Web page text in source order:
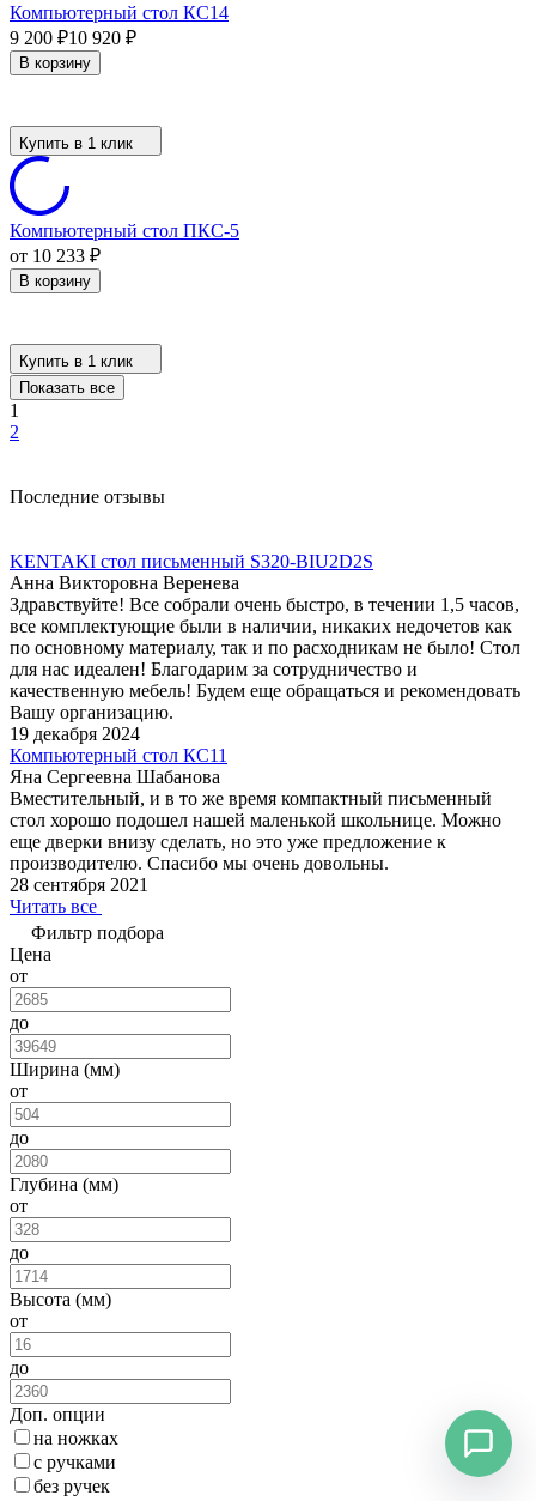
Компьютерный стол КС14
9 200 ₽10 920 ₽
В корзину
Купить в 1 клик
Компьютерный стол ПКС-5
от 10 233 ₽
В корзину
Купить в 1 клик
Показать все
1
2
Последние отзывы
KENTAKI стол письменный S320-BIU2D2S
Анна Викторовна Веренева
Здравствуйте! Все собрали очень быстро, в течении 1,5 часов,
все комплектующие были в наличии, никаких недочетов как
по основному материалу, так и по расходникам не было! Стол
для нас идеален! Благодарим за сотрудничество и
качественную мебель! Будем еще обращаться и рекомендовать
Вашу организацию.
19 декабря 2024
Компьютерный стол КС11
Яна Сергеевна Шабанова
Вместительный, и в то же время компактный письменный
стол хорошо подошел нашей маленькой школьнице. Можно
еще дверки внизу сделать, но это уже предложение к
производителю. Спасибо мы очень довольны.
28 сентября 2021
Читать все
Фильтр подбора
Цена
от
до
Ширина (мм)
от
до
Глубина (мм)
от
до
Высота (мм)
от
до
Доп. опции
на ножках
с ручками
без ручек